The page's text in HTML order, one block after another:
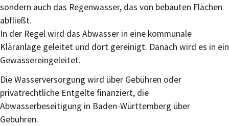
sondern auch das Regenwasser, das von bebauten Flächen
abfließt.
In der Regel wird das Abwasser in eine kommunale
Kläranlage geleitet und dort gereinigt. Danach wird es in ein
Gewässereingeleitet.
Die Wasserversorgung wird über Gebühren oder
privatrechtliche Entgelte finanziert, die
Abwasserbeseitigung in Baden-Württemberg über
Gebühren.